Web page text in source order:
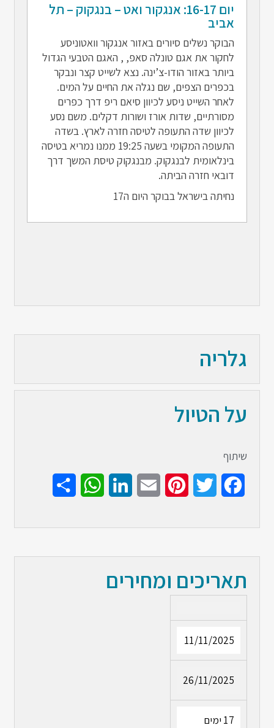
יום 16-17: אנגקור ואט – בנגקוק – תל
אביב
הבוקר נשלים סיורים באזור אנגקור וואטוניסע
לחקור את אגם טונלה סאפ, , האגם הטבעי הגדול
ביותר באזור הודו-צ’ינה. נצא לשייט קצר ונבקר
בכפרים הצפים, שם נגלה את החיים על המים.
לאחר השייט ניסע לכיוון סיאם ריפ דרך כפרים
מסורתיים, שדות אורז ושורות דקלים. משם נסע
לכיוון שדה התעופה לטיסה חזרה לארץ. בשדה
התעופה המקומי בשעה 19:25 ממנו נמריא בטיסה
בינלאומית לבנגקוק. מבנגקוק טיסת המשך דרך
דובאי חזרה הביתה.
נחיתה בישראל בבוקר היום ה17
גלריה
על הטיול
שיתוף
Facebook
Twitter
Pinterest
Email
LinkedIn
WhatsApp
תאריכים ומחירים
11/11/2025
26/11/2025
17 ימים